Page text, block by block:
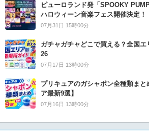
ピューロランド発「SPOOKY
ハロウィーン音楽フェス開催決定！
07月31日 15時00分
ガチャガチャどこで買える？全国
26
07月17日 13時00分
プリキュアのガシャポン全種類まと
ア最新9選】
07月16日 13時00分